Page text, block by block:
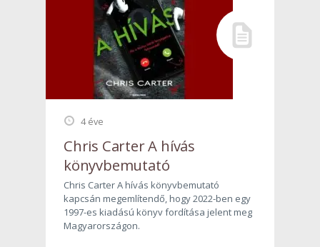
4 éve
Chris Carter A hívás
könyvbemutató
Chris Carter A hívás könyvbemutató
kapcsán megemlítendő, hogy 2022-ben egy
1997-es kiadású könyv fordítása jelent meg
Magyarországon.